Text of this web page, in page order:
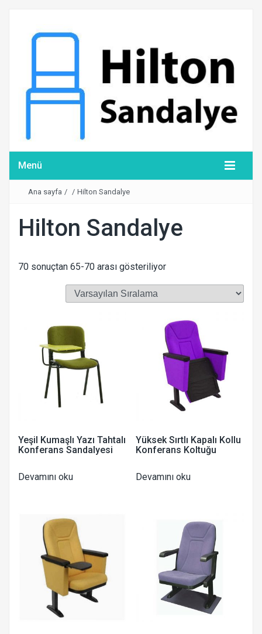
Menü
Ana sayfa / / Hilton Sandalye
Hilton Sandalye
70 sonuçtan 65-70 arası gösteriliyor
Yeşil Kumaşlı Yazı Tahtalı
Konferans Sandalyesi
Devamını oku
Yüksek Sırtlı Kapalı Kollu
Konferans Koltuğu
Devamını oku